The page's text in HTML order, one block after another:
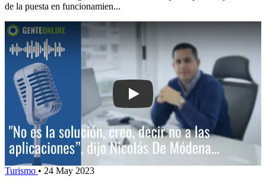
de la puesta en funcionamien...
Play: "No es la solución, creo, decir
Turismo • 24 May 2023